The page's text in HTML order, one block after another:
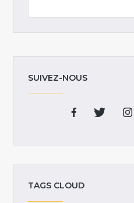
SUIVEZ-NOUS
TAGS CLOUD